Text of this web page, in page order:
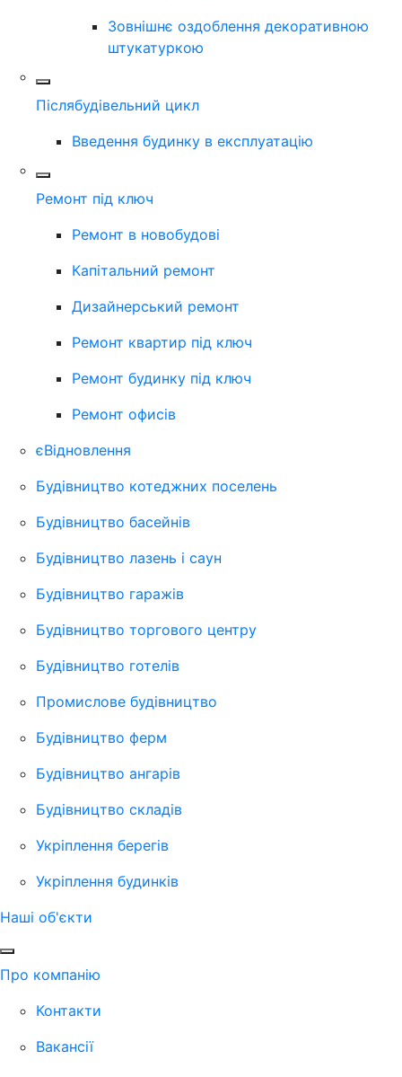
Зовнішнє оздоблення декоративною
штукатуркою
Післябудівельний цикл
Введення будинку в експлуатацію
Ремонт під ключ
Ремонт в новобудові
Капітальний ремонт
Дизайнерський ремонт
Ремонт квартир під ключ
Ремонт будинку під ключ
Ремонт офисів
єВідновлення
Будівництво котеджних поселень
Будівництво басейнів
Будівництво лазень і саун
Будівництво гаражів
Будівництво торгового центру
Будівництво готелів
Промислове будівництво
Будівництво ферм
Будівництво ангарів
Будівництво складів
Укріплення берегів
Укріплення будинків
Наші об'єкти
Про компанію
Контакти
Вакансії